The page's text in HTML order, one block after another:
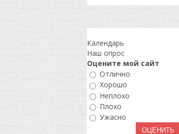
Календарь
Наш опрос
Оцените мой сайт
Отлично
Хорошо
Неплохо
Плохо
Ужасно